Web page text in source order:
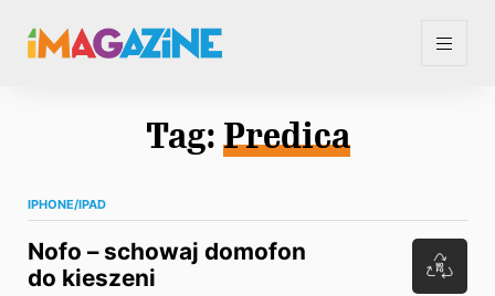
Tag: Predica
IPHONE/IPAD
Nofo – schowaj domofon
do kieszeni